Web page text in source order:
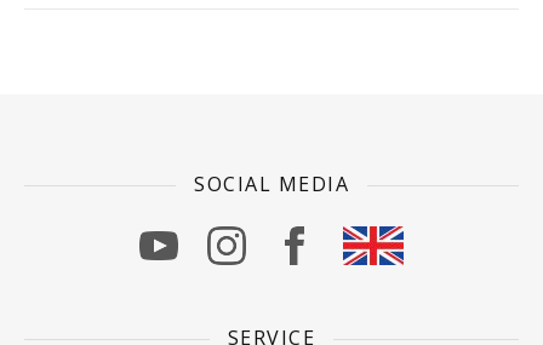
SOCIAL MEDIA
SERVICE